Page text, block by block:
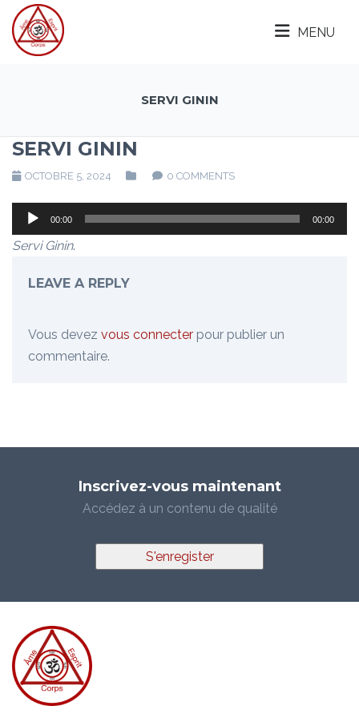
MENU
SERVI GININ
SERVI GININ
OCTOBRE 5, 2024 0 COMMENTS
Lecteur
audio
00:00 00:00
Servi Ginin.
LEAVE A REPLY
Vous devez vous connecter pour publier un
commentaire.
Inscrivez-vous maintenant
Accédez à un contenu de qualité
S'enregister